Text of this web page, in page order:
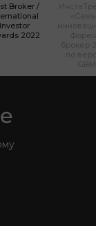
Broker /
Investor
2022